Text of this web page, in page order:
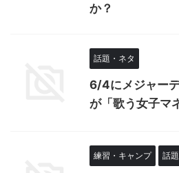
か？
話題・ネタ
6/4にメジャー
が「歌う女子マ
練習・キャンプ 話